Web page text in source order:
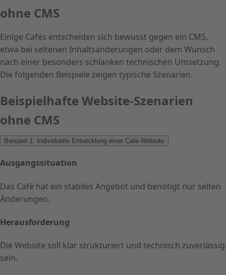
ohne CMS
Einige Cafés entscheiden sich bewusst gegen ein CMS,
etwa bei seltenen Inhaltsänderungen oder dem Wunsch
nach einer besonders schlanken technischen Umsetzung.
Die folgenden Beispiele zeigen typische Szenarien.
Beispielhafte Website-Szenarien
ohne CMS
Beispiel 1: Individuelle Entwicklung einer Café-Website
Ausgangssituation
Das Café hat ein stabiles Angebot und benötigt nur selten
Änderungen.
Herausforderung
Die Website soll klar strukturiert und technisch zuverlässig
sein.